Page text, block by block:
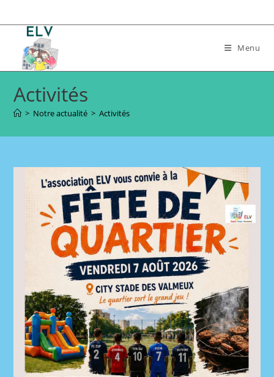
to
content
Menu
Activités
> Notre actualité > Activités